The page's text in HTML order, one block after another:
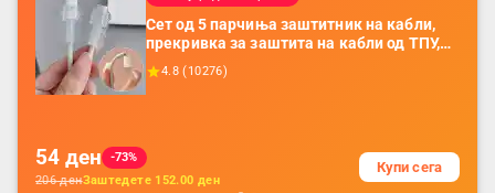
Сет од 5 парчиња заштитник на кабли,
прекривка за заштита на кабли од ТПУ,
додатоци за заштита на кабли, без
батерија, за мобилни телефони, комплет
4.8 ( 10276)
54 ден
-73%
206денЗаштедете 152.00 ден
Купи сега